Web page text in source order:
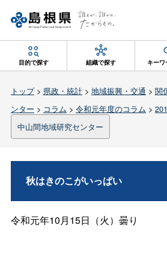
目的で探す 組織で探す キー
トップ> 県政・統計> 地域振興・交通 > 関
ンター > コラム > 令和元年度のコラム >
中山間地域研究センター
秋はきのこがいっぱい
令和元年10月15日（火）曇り